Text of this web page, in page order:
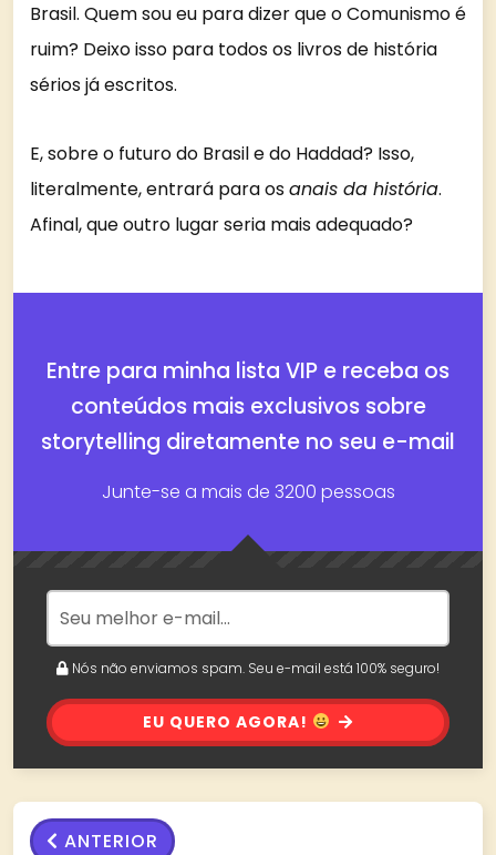
Brasil. Quem sou eu para dizer que o Comunismo é
ruim? Deixo isso para todos os livros de história
sérios já escritos.
E, sobre o futuro do Brasil e do Haddad? Isso,
literalmente, entrará para osanais da história.
Afinal, que outro lugar seria mais adequado?
Entre para minha lista VIP e receba os
conteúdos mais exclusivos sobre
storytelling diretamente no seu e-mail
Junte-se a mais de 3200 pessoas
Nós não enviamos spam. Seu e-mail está 100% seguro!
EU QUERO AGORA!
ANTERIOR